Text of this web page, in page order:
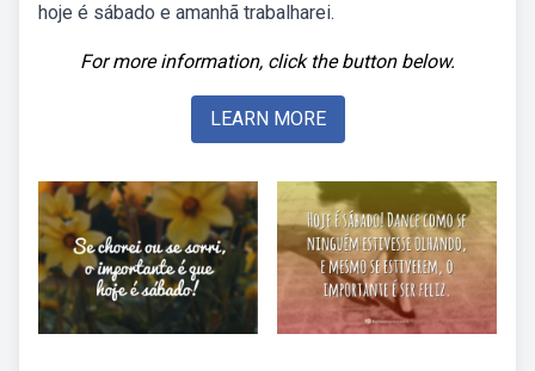
hoje é sábado e amanhã trabalharei.
For more information, click the button below.
LEARN MORE